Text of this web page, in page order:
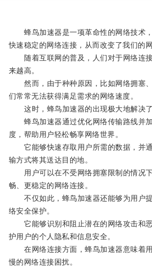
蜂鸟加速器是一项革命性的网络技术，
快速稳定的网络连接，从而改变了我们的网
随着互联网的普及，人们对于网络连
来越高。
然而，由于种种原因，比如网络拥塞
们常常无法获得满足需求的网络速度。
这时，蜂鸟加速器的出现极大地解决了
蜂鸟加速器通过优化网络传输路线并
度，帮助用户轻松畅享网络世界。
它能够快速存取用户所需的数据，并
输方式将其送达目的地。
用户可以在不受网络拥塞限制的情况
畅、更稳定的网络连接。
不仅如此，蜂鸟加速器还能够为用户
络安全保护。
它能够识别和阻止潜在的网络攻击和
护用户的个人隐私和信息安全。
在网络连接方面，蜂鸟加速器意味着
慢的网络连接困扰。